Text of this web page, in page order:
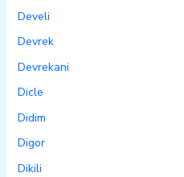
Develi
Devrek
Devrekani
Dicle
Didim
Digor
Dikili